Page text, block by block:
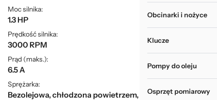
Obcinarki i nożyce
Klucze
Pompy do oleju
Osprzęt pomiarowy
Moc silnika:
1.3 HP
Prędkość silnika:
3000 RPM
Prąd (maks.):
6.5 A
Sprężarka:
Bezolejowa, chłodzona powietrzem, tłokowa